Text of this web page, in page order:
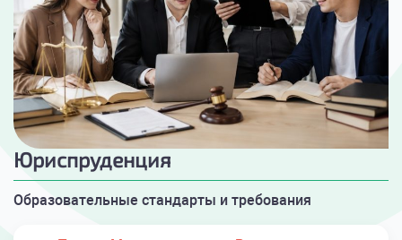
Юриспруденция
Образовательные стандарты и требования